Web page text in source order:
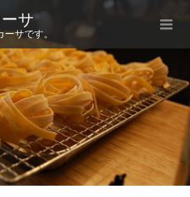
サ
サです。